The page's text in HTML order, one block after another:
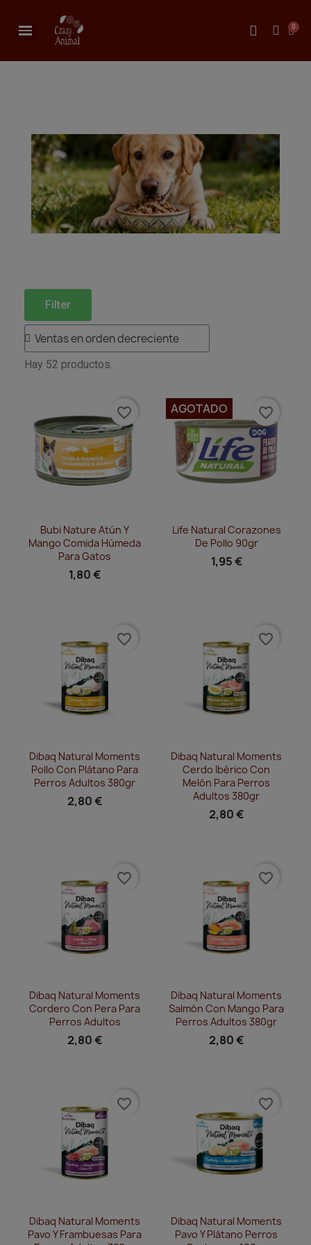
Hay 52 productos.
Filter
Vista rápida
Bubi Nature Atún Y
Mango Comida Húmeda
Para Gatos
1,80 €
favorite_border
Vista rápida
Life Natural Corazones
De Pollo 90gr
1,95 €
AGOTADO favorite_border
Vista rápida
Dibaq Natural Moments
Pollo Con Plátano Para
Perros Adultos 380gr
2,80 €
favorite_border
Vista rápida
Dibaq Natural Moments
Cerdo Ibérico Con
Melón Para Perros
Adultos 380gr
2,80 €
favorite_border
Vista rápida
Dibaq Natural Moments
Cordero Con Pera Para
Perros Adultos
2,80 €
favorite_border
Vista rápida
Dibaq Natural Moments
Salmón Con Mango Para
Perros Adultos 380gr
2,80 €
favorite_border
Vista rápida
Dibaq Natural Moments
Pavo Y Frambuesas Para
favorite_border
Vista rápida
Dibaq Natural Moments
Pavo Y Plátano Perros
favorite_border